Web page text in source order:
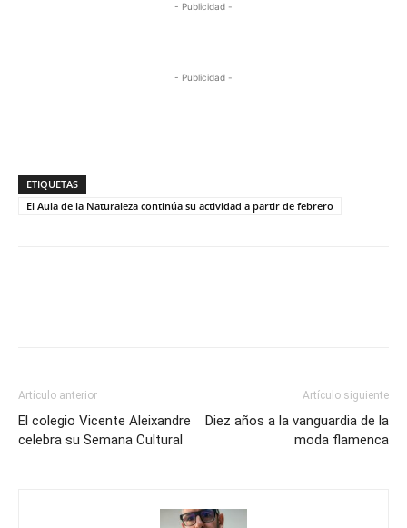
- Publicidad -
- Publicidad -
ETIQUETAS
El Aula de la Naturaleza continúa su actividad a partir de febrero
Artículo anterior
El colegio Vicente Aleixandre
celebra su Semana Cultural
Artículo siguiente
Diez años a la vanguardia de la
moda flamenca